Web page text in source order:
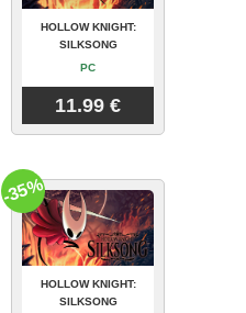
HOLLOW KNIGHT:
SILKSONG
PC
11.99 €
HOLLOW KNIGHT:
SILKSONG
-35%